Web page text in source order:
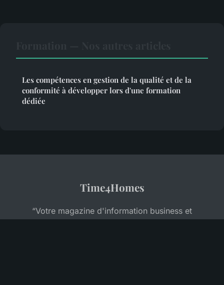
Les compétences en gestion de la qualité et de la
conformité à développer lors d'une formation
dédiée
Time4Homes
“Votre magazine d'information business et